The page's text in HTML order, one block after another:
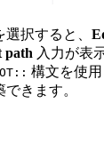
択すると、
path 入力が表
構文を使
きます。